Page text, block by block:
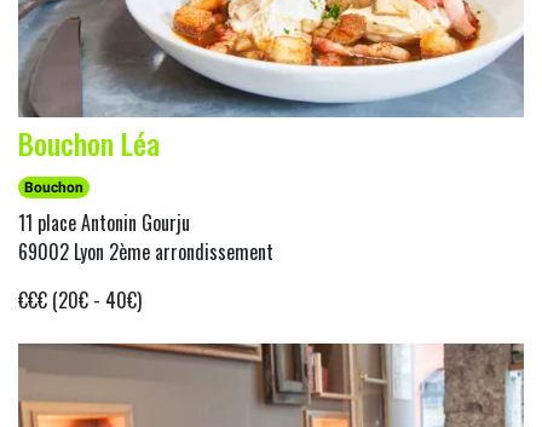
Bouchon Léa
Bouchon
11 place Antonin Gourju
69002 Lyon 2ème arrondissement
€€€ (20€ - 40€)